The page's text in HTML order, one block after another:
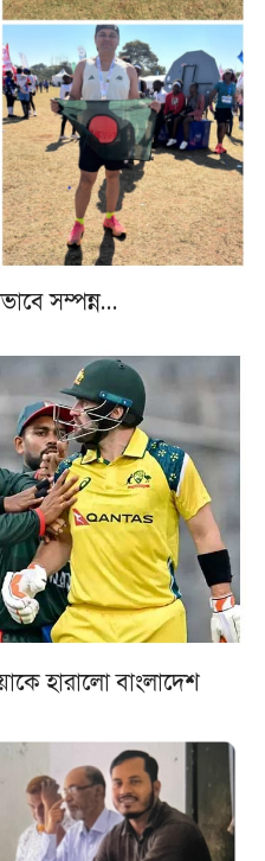
সম্পন্ন…
হারালো বাংলাদেশ